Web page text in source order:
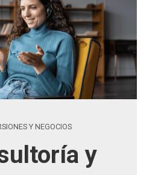
Y NEGOCIOS
y